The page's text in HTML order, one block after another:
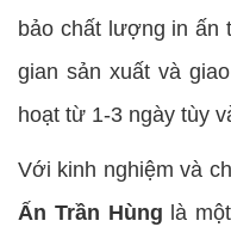
bảo chất lượng in ấn
gian sản xuất và
hoạt từ 1-3 ngày tùy
Với kinh nghiệm và
Ấn Trần Hùng là